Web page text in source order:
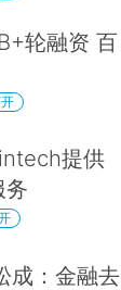
轮融资 百
提供
务
成：金融去